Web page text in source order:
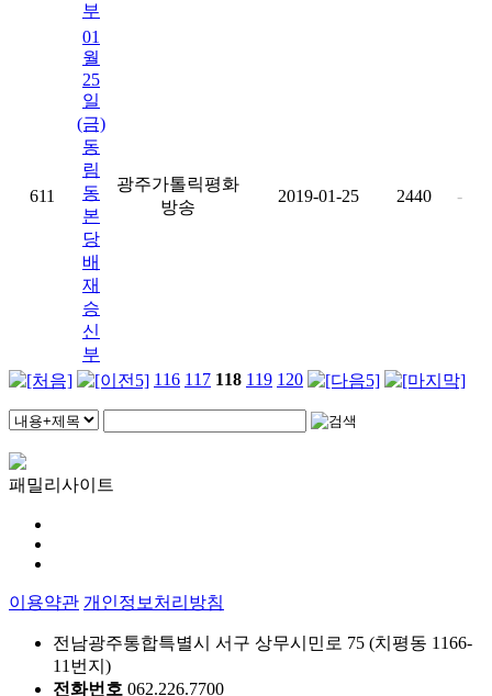
부
611
01
월
25
일
(금)
동
림
동
본
당
배
재
승
신
부
광주가톨릭평화
방송
2019-01-25 2440 -
116 117 118 119 120
패밀리사이트
이용약관 개인정보처리방침
전남광주통합특별시 서구 상무시민로 75 (치평동 1166-
11번지)
전화번호 062.226.7700